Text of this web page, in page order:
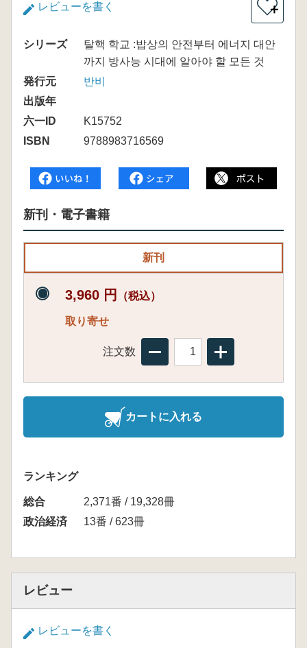
レビューを書く ＋
シリーズ
탈핵 학교 :밥상의 안전부터 에너지 대안
까지 방사능 시대에 알아야 할 모든 것
発行元
반비
出版年
六一ID
K15752
ISBN
9788983716569
新刊・電子書籍
新刊
3,960 円 （税込）
取り寄せ
注文数
カートに入れる
ランキング
総合
2,371番 / 19,328冊
政治経済
13番 / 623冊
レビュー
レビューを書く